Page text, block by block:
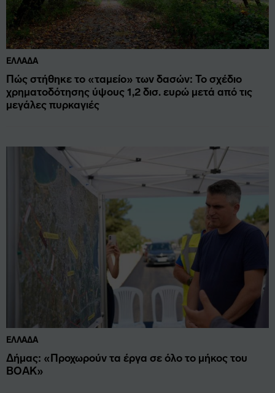
ΕΛΛΆΔΑ
Πώς στήθηκε το «ταμείο» των δασών: Το σχέδιο
χρηματοδότησης ύψους 1,2 δισ. ευρώ μετά από τις
μεγάλες πυρκαγιές
ΕΛΛΆΔΑ
Δήμας: «Προχωρούν τα έργα σε όλο το μήκος του
ΒΟΑΚ»